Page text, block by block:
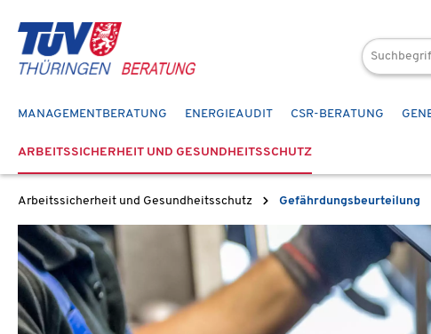
Hauptinhalt springen
Zur Suche springen
Zur Hauptnavigation springen
MANAGEMENTBERATUNG ENERGIEAUDIT CSR-BERATUNG
ARBEITSSICHERHEIT UND GESUNDHEITSSCHUTZ
Arbeitssicherheit und Gesundheitsschutz Gefährdungsbeurteilung